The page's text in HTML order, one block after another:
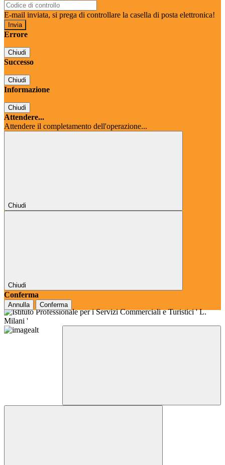
E-mail inviata, si prega di controllare la casella di posta elettronica!
Errore
Chiudi
Successo
Chiudi
Informazione
Chiudi
Attendere...
Attendere il completamento dell'operazione...
Chiudi
Chiudi
Conferma
Annulla Conferma